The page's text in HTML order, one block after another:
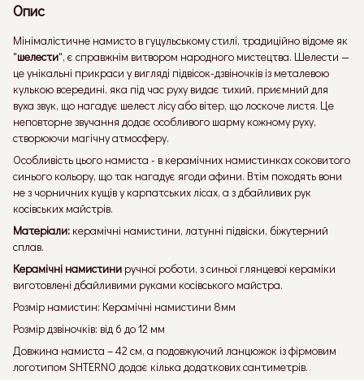
Опис
Мінімалістичне намисто в гуцульському стилі, традиційно відоме як
"шелести", є справжнім витвором народного мистецтва. Шелести —
це унікальні прикраси у вигляді підвісок-дзвіночків із металевою
кулькою всередині, яка під час руху видає тихий, приємний для
вуха звук, що нагадує шелест лісу або вітер, що лоскоче листя. Це
неповторне звучання додає особливого шарму кожному руху,
створюючи магічну атмосферу.
Особливість цього намиста - в керамічних намистинках соковитого
синього кольору, що так нагадує ягоди афини. Втім походять вони
не з чорничних кущів у карпатських лісах, а з дбайливих рук
косівських майстрів.
Матеріали: керамічні намистини, латунні підвіски, біжутерний
сплав.
Керамічні намистини ручної роботи, з синьої глянцевої кераміки
виготовлені дбайливими руками косівського майстра.
Розмір намистин: Керамічні намистини 8мм
Розмір дзвіночків: від 6 до 12 мм
Довжина намиста – 42 см, а подовжуючий ланцюжок із фірмовим
логотипом SHTERNO додає кілька додаткових сантиметрів.